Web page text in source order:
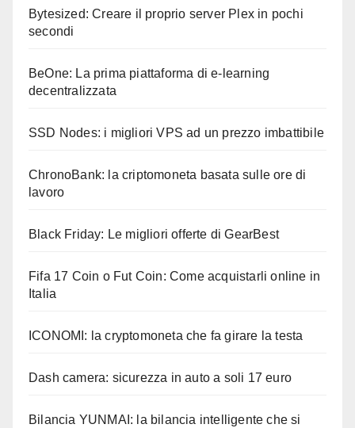
Bytesized: Creare il proprio server Plex in pochi
secondi
BeOne: La prima piattaforma di e-learning
decentralizzata
SSD Nodes: i migliori VPS ad un prezzo imbattibile
ChronoBank: la criptomoneta basata sulle ore di
lavoro
Black Friday: Le migliori offerte di GearBest
Fifa 17 Coin o Fut Coin: Come acquistarli online in
Italia
ICONOMI: la cryptomoneta che fa girare la testa
Dash camera: sicurezza in auto a soli 17 euro
Bilancia YUNMAI: la bilancia intelligente che si